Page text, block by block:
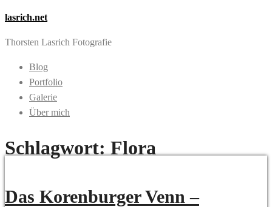
lasrich.net
Thorsten Lasrich Fotografie
Blog
Portfolio
Galerie
Über mich
Schlagwort:Flora
Das Korenburger Venn –